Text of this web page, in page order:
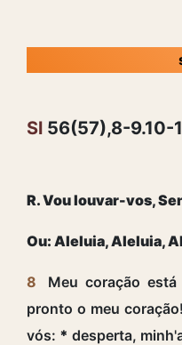
Sl 56(57),8-9.10-
R. Vou louvar-vos,
Ou: Aleluia, Aleluia,
8 Meu coração
pronto o meu coração!
vós: * desperta,